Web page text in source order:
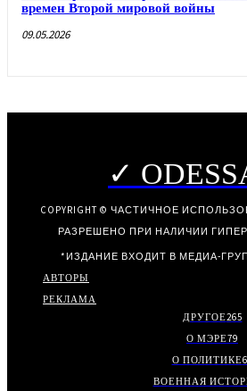
времен Второй мировой войны
09.05.2026
✓
COPYRIGHT © ЧАСТИЧНОЕ
РАЗРЕШЕНО ПРИ НАЛИЧИИ
*ИЗДАНИЕ ВХОДИТ В МЕДИА-
АВТОРЫ
РЕКЛАМА
ДРУГОЕ265
О МЭРЕ79
О ПОЛИТИКЕ
ВОЕННАЯ